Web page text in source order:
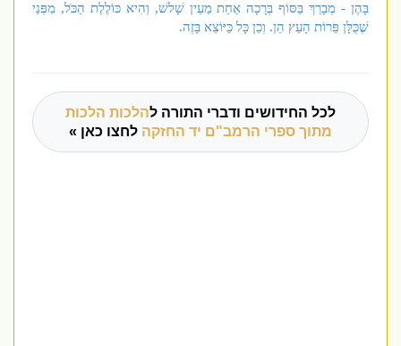
בָּהֶן - מְבָרֵךְ בַּסּוֹף בְּרָכָה אַחַת מֵעֵין שָׁלשׁ, וְהִיא כּוֹלֶלֶת הַכֹּל, מִפְּנֵי
שֶׁכֻּלָּן פֵּרוֹת הָעֵץ הֵן. וְכֵן כָּל כַּיּוֹצֵא בָּזֶה.
לכל החידושים ודברי התורה להלכות הלכות
מתוך ספרי הרמב"ם יד החזקהלחצו כאן »